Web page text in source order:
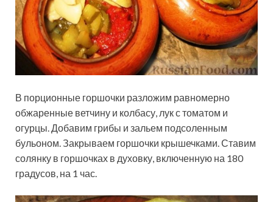
В порционные горшочки разложим равномерно
обжаренные ветчину и колбасу, лук с томатом и
огурцы. Добавим грибы и зальем подсоленным
бульоном. Закрываем горшочки крышечками. Ставим
солянку в горшочках в духовку, включенную на 180
градусов, на 1 час.